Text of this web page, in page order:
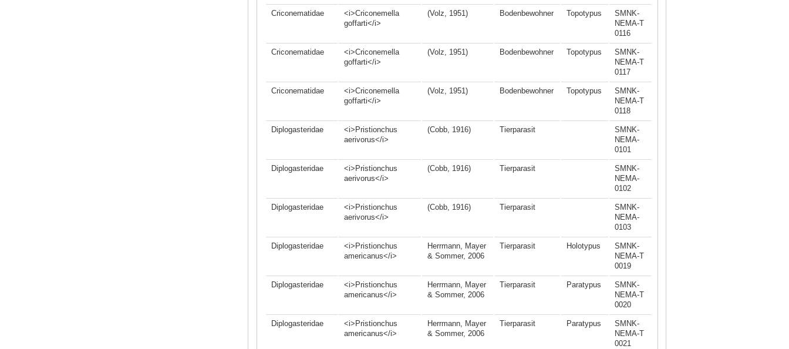
Criconematidae
<i>Criconemella
goffarti</i>
(Volz, 1951) Bodenbewohner Topotypus
SMNK-
NEMA-T
0116
Criconematidae
<i>Criconemella
goffarti</i>
(Volz, 1951) Bodenbewohner Topotypus
SMNK-
NEMA-T
0117
Criconematidae
<i>Criconemella
goffarti</i>
(Volz, 1951) Bodenbewohner Topotypus
SMNK-
NEMA-T
0118
Diplogasteridae
<i>Pristionchus
aerivorus</i>
(Cobb, 1916) Tierparasit
SMNK-
NEMA-
0101
Diplogasteridae
<i>Pristionchus
aerivorus</i>
(Cobb, 1916) Tierparasit
SMNK-
NEMA-
0102
Diplogasteridae
<i>Pristionchus
aerivorus</i>
(Cobb, 1916) Tierparasit
SMNK-
NEMA-
0103
Diplogasteridae
<i>Pristionchus
americanus</i>
Herrmann, Mayer
& Sommer, 2006
Tierparasit Holotypus
SMNK-
NEMA-T
0019
Diplogasteridae
<i>Pristionchus
americanus</i>
Herrmann, Mayer
& Sommer, 2006
Tierparasit Paratypus
SMNK-
NEMA-T
0020
Diplogasteridae
<i>Pristionchus
americanus</i>
Herrmann, Mayer
& Sommer, 2006
Tierparasit Paratypus
SMNK-
NEMA-T
0021